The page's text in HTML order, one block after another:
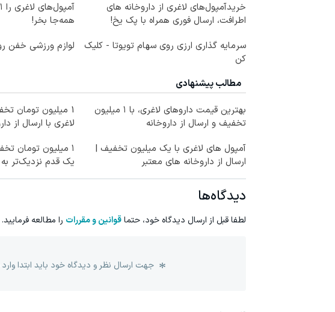
خریدآمپول‌های لاغری از داروخانه های
اطرافت، ارسال فوری همراه با پک یخ!
همه‌جا بخر!
سرمایه گذاری ارزی روی سهام تویوتا - کلیک
کن
لوازم ورزشی خفن
مطالب پیشنهادی
بهترین قیمت داروهای لاغری، با ۱ میلیون
تخفیف و ارسال از داروخانه‌
1 میلیون تومان
لاغری با ارسال از
آمپول های لاغری با یک میلیون تخفیف |
ارسال از داروخانه های معتبر
۱ میلیون تومان
یک قدم نزدیک‌تر
دیدگاه‌ها
لطفا قبل از ارسال دیدگاه خود، حتماقوانین و مقررات را مطالعه فرمایید.
جهت ارسال نظر و دیدگاه خود باید ابتدا